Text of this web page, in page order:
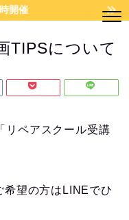
開催
TIPSについて
リペアスクール受講
希望の方はLINEでひ